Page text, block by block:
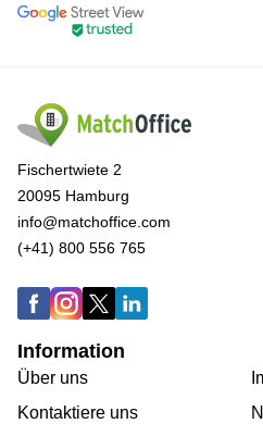
Fischertwiete 2
20095 Hamburg
info@matchoffice.com
(+41) 800 556 765
Information
Über uns
Kontaktiere uns